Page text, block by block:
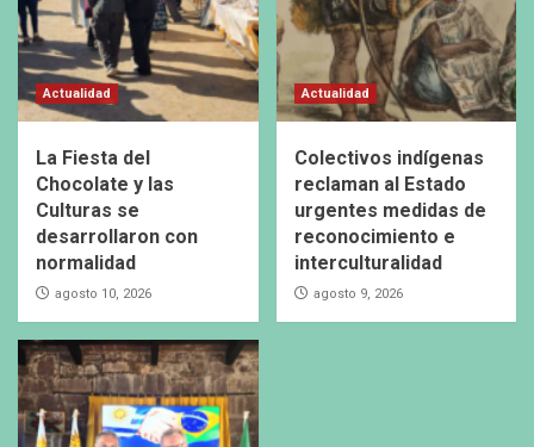
Actualidad
La Fiesta del
Chocolate y las
Culturas se
desarrollaron con
normalidad
agosto 10, 2026
Actualidad
Colectivos indígenas
reclaman al Estado
urgentes medidas de
reconocimiento e
interculturalidad
agosto 9, 2026